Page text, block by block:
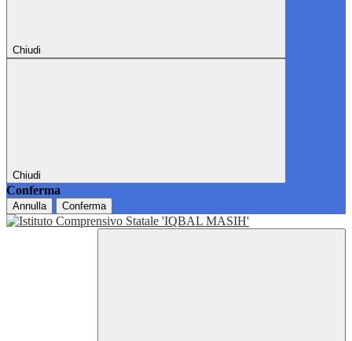
Chiudi
Chiudi
Conferma
Annulla Conferma